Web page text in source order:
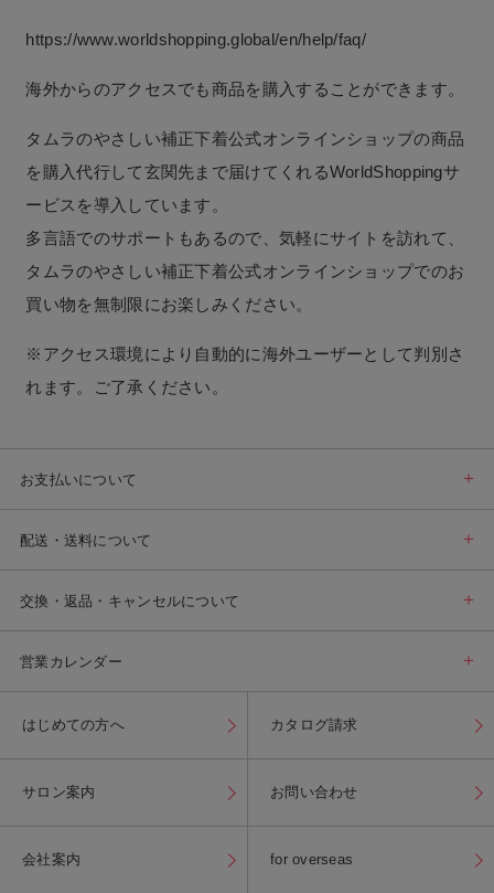
https://www.worldshopping.global/en/help/faq/
海外からのアクセスでも商品を購入することができます。
タムラのやさしい補正下着公式オンラインショップの商品
を購入代行して玄関先まで届けてくれるWorldShoppingサ
ービスを導入しています。
多言語でのサポートもあるので、気軽にサイトを訪れて、
タムラのやさしい補正下着公式オンラインショップでのお
買い物を無制限にお楽しみください。
※アクセス環境により自動的に海外ユーザーとして判別さ
れます。ご了承ください。
お支払いについて
配送・送料について
交換・返品・キャンセルについて
営業カレンダー
はじめての方へ カタログ請求
サロン案内 お問い合わせ
会社案内 for overseas